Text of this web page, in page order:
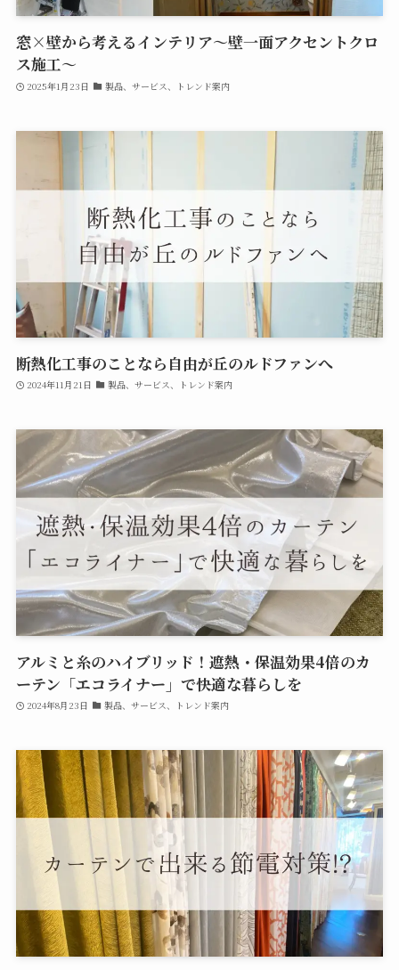
窓×壁から考えるインテリア～壁一面アクセントクロ
ス施工～
2025年1月23日 製品、サービス、トレンド案内
断熱化工事のことなら自由が丘のルドファンへ
2024年11月21日 製品、サービス、トレンド案内
アルミと糸のハイブリッド！遮熱・保温効果4倍のカ
ーテン「エコライナー」で快適な暮らしを
2024年8月23日 製品、サービス、トレンド案内